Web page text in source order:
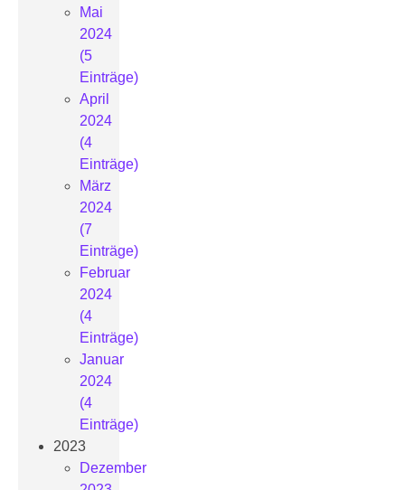
Mai
2024
(5
Einträge)
April
2024
(4
Einträge)
März
2024
(7
Einträge)
Februar
2024
(4
Einträge)
Januar
2024
(4
Einträge)
2023
Dezember